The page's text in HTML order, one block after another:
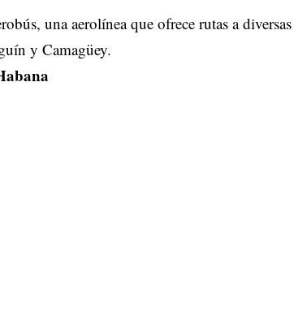
una aerolínea que ofrece rutas a diversas
y Camagüey.